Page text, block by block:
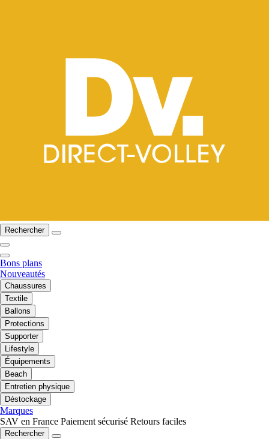
Rechercher
Bons plans
Nouveautés
Chaussures
Textile
Ballons
Protections
Supporter
Lifestyle
Équipements
Beach
Entretien physique
Déstockage
Marques
SAV en France Paiement sécurisé Retours faciles
Rechercher